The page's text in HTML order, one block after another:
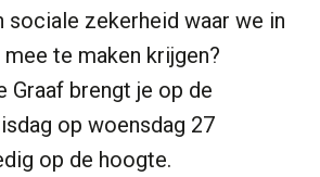
sociale zekerheid waar we in
te maken krijgen?
Graaf brengt je op de
op woensdag 27
op de hoogte.